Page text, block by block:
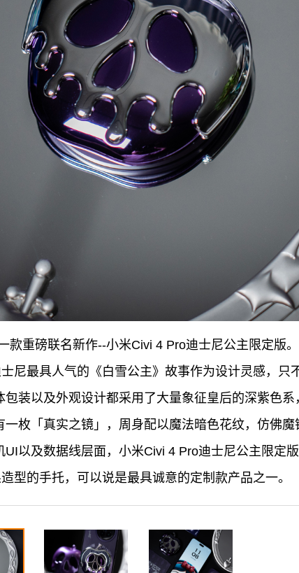
款重磅联名新作--小米Civi 4 Pro迪士尼公主限定版。
尼最具人气的《白雪公主》故事作为设计灵感，只
装以及外观设计都采用了大量象征皇后的深紫色系
枚「真实之镜」，周身配以魔法暗色花纹，仿佛魔
UI以及数据线层面，小米Civi 4 Pro迪士尼公主限定
型的手托，可以说是最具诚意的定制款产品之一。